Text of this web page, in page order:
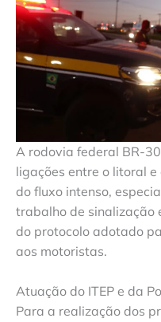
A rodovia federal BR-
ligações entre o litoral
do fluxo intenso,
trabalho de sinalização
do protocolo adotado
aos motoristas.
Atuação do ITEP e da
Para a realização dos